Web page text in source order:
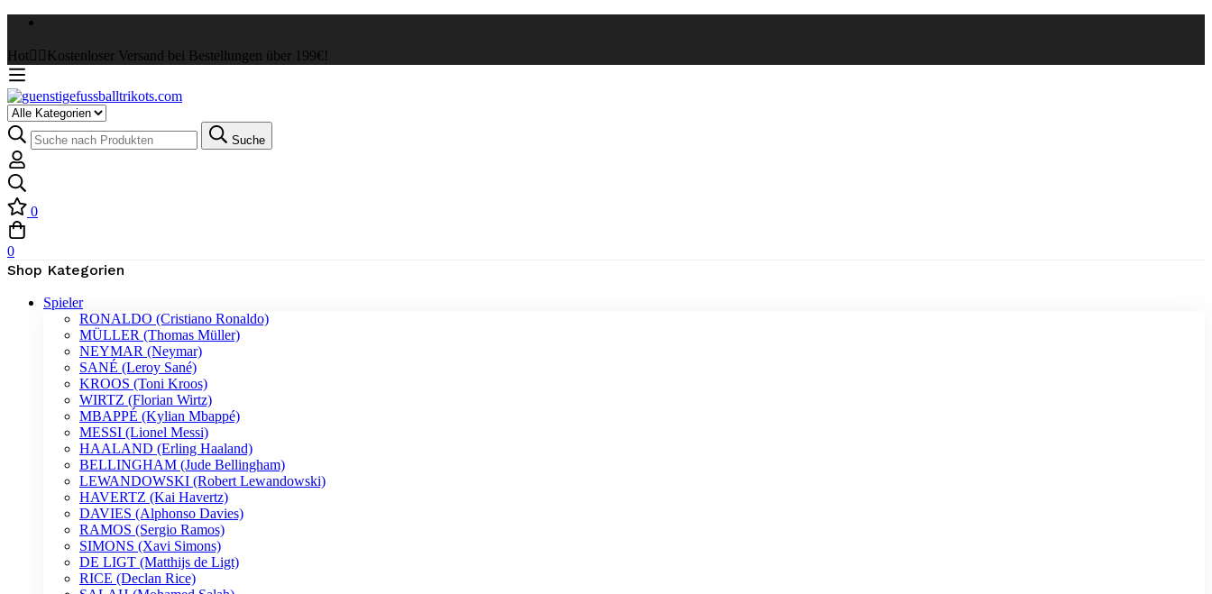
Hot ✌🏼Kostenloser Versand bei Bestellungen über 199€!
Select
a
Category
Suche
nach:
Suche
0
0
Shop Kategorien
Spieler
RONALDO (Cristiano Ronaldo)
MÜLLER (Thomas Müller)
NEYMAR (Neymar)
SANÉ (Leroy Sané)
KROOS (Toni Kroos)
WIRTZ (Florian Wirtz)
MBAPPÉ (Kylian Mbappé)
MESSI (Lionel Messi)
HAALAND (Erling Haaland)
BELLINGHAM (Jude Bellingham)
LEWANDOWSKI (Robert Lewandowski)
HAVERTZ (Kai Havertz)
DAVIES (Alphonso Davies)
RAMOS (Sergio Ramos)
SIMONS (Xavi Simons)
DE LIGT (Matthijs de Ligt)
RICE (Declan Rice)